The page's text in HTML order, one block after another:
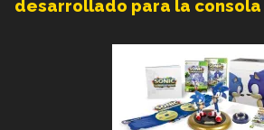
desarrollado para la consola